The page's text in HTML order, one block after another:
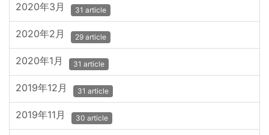
2020年3月 31 article
2020年2月 29 article
2020年1月 31 article
2019年12月 31 article
2019年11月 30 article